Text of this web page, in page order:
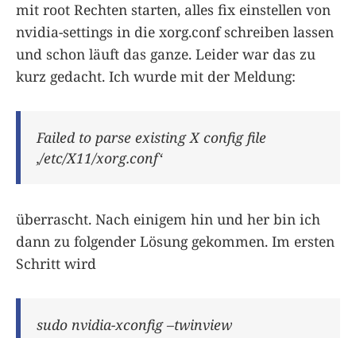
mit root Rechten starten, alles fix einstellen von
nvidia-settings in die xorg.conf schreiben lassen
und schon läuft das ganze. Leider war das zu
kurz gedacht. Ich wurde mit der Meldung:
Failed to parse existing X config file
‚/etc/X11/xorg.conf‘
überrascht. Nach einigem hin und her bin ich
dann zu folgender Lösung gekommen. Im ersten
Schritt wird
sudo nvidia-xconfig –twinview